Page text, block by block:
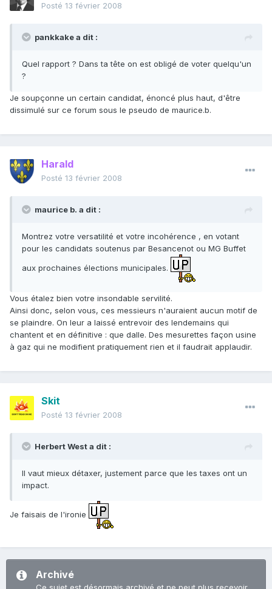
Posté 13 février 2008
pankkake a dit :
Quel rapport ? Dans ta tête on est obligé de voter quelqu'un
?
Je soupçonne un certain candidat, énoncé plus haut, d'être
dissimulé sur ce forum sous le pseudo de maurice.b.
Harald
Posté 13 février 2008
maurice b. a dit :
Montrez votre versatilité et votre incohérence , en votant
pour les candidats soutenus par Besancenot ou MG Buffet
aux prochaines élections municipales.
Vous étalez bien votre insondable servilité.
Ainsi donc, selon vous, ces messieurs n'auraient aucun motif de
se plaindre. On leur a laissé entrevoir des lendemains qui
chantent et en définitive : que dalle. Des mesurettes façon usine
à gaz qui ne modifient pratiquement rien et il faudrait applaudir.
Skit
Posté 13 février 2008
Herbert West a dit :
Il vaut mieux détaxer, justement parce que les taxes ont un
impact.
Je faisais de l'ironie
Archivé